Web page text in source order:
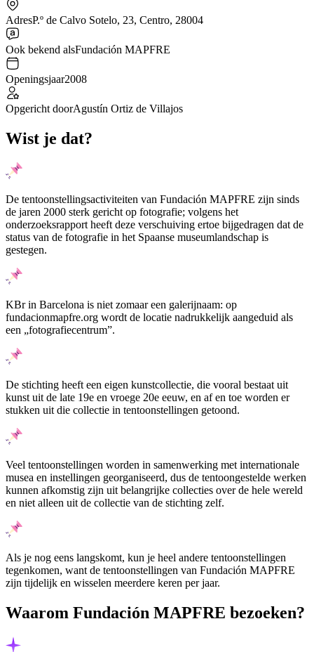
AdresP.º de Calvo Sotelo, 23, Centro, 28004
Ook bekend alsFundación MAPFRE
Openingsjaar2008
Opgericht doorAgustín Ortiz de Villajos
Wist je dat?
De tentoonstellingsactiviteiten van Fundación MAPFRE zijn sinds
de jaren 2000 sterk gericht op fotografie; volgens het
onderzoeksrapport heeft deze verschuiving ertoe bijgedragen dat de
status van de fotografie in het Spaanse museumlandschap is
gestegen.
KBr in Barcelona is niet zomaar een galerijnaam: op
fundacionmapfre.org wordt de locatie nadrukkelijk aangeduid als
een „fotografiecentrum”.
De stichting heeft een eigen kunstcollectie, die vooral bestaat uit
kunst uit de late 19e en vroege 20e eeuw, en af en toe worden er
stukken uit die collectie in tentoonstellingen getoond.
Veel tentoonstellingen worden in samenwerking met internationale
musea en instellingen georganiseerd, dus de tentoongestelde werken
kunnen afkomstig zijn uit belangrijke collecties over de hele wereld
en niet alleen uit de collectie van de stichting zelf.
Als je nog eens langskomt, kun je heel andere tentoonstellingen
tegenkomen, want de tentoonstellingen van Fundación MAPFRE
zijn tijdelijk en wisselen meerdere keren per jaar.
Waarom Fundación MAPFRE bezoeken?